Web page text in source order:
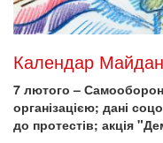
Календар
7 лютого –
організацією; дані
до протестів; акція